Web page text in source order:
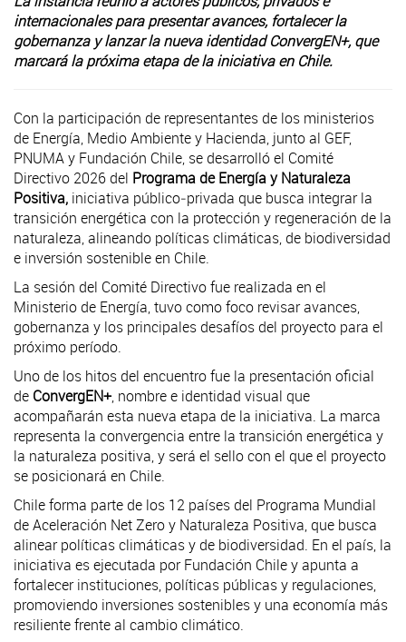
internacionales para presentar avances, fortalecer la
gobernanza y lanzar la nueva identidad ConvergEN+, que
marcará la próxima etapa de la iniciativa en Chile.
Con la participación de representantes de los ministerios
de Energía, Medio Ambiente y Hacienda, junto al GEF,
PNUMA y Fundación Chile, se desarrolló el Comité
Directivo 2026 del Programa de Energía y Naturaleza
Positiva, iniciativa público‑privada que busca integrar la
transición energética con la protección y regeneración de la
naturaleza, alineando políticas climáticas, de biodiversidad
e inversión sostenible en Chile.
La sesión del Comité Directivo fue realizada en el
Ministerio de Energía, tuvo como foco revisar avances,
gobernanza y los principales desafíos del proyecto para el
próximo período.
Uno de los hitos del encuentro fue la presentación oficial
de ConvergEN+, nombre e identidad visual que
acompañarán esta nueva etapa de la iniciativa. La marca
representa la convergencia entre la transición energética y
la naturaleza positiva, y será el sello con el que el proyecto
se posicionará en Chile.
Chile forma parte de los 12 países del Programa Mundial
de Aceleración Net Zero y Naturaleza Positiva, que busca
alinear políticas climáticas y de biodiversidad. En el país, la
iniciativa es ejecutada por Fundación Chile y apunta a
fortalecer instituciones, políticas públicas y regulaciones,
promoviendo inversiones sostenibles y una economía más
resiliente frente al cambio climático.